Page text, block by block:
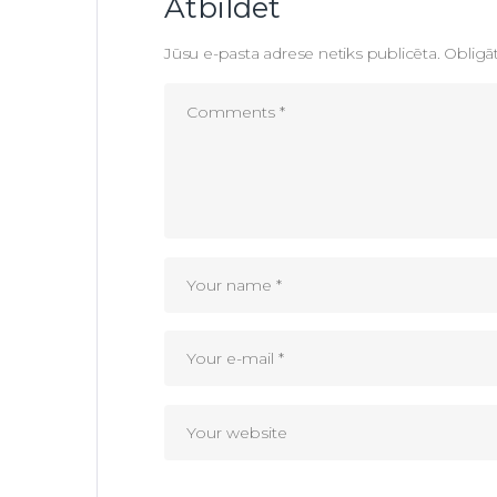
Atbildēt
Jūsu e-pasta adrese netiks publicēta.